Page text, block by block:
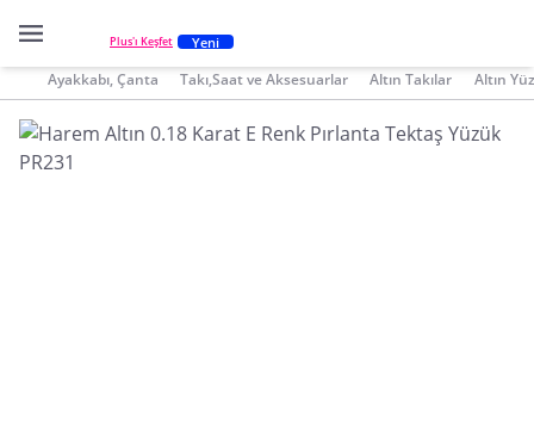
Plus'ı Keşfet Yeni
Ayakkabı, Çanta Takı,Saat ve Aksesuarlar Altın Takılar Altın